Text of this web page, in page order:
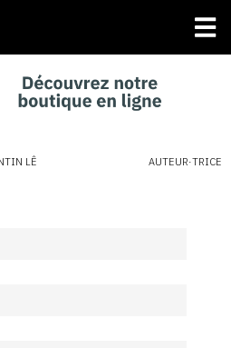
LÊ AUTEUR·TRICE